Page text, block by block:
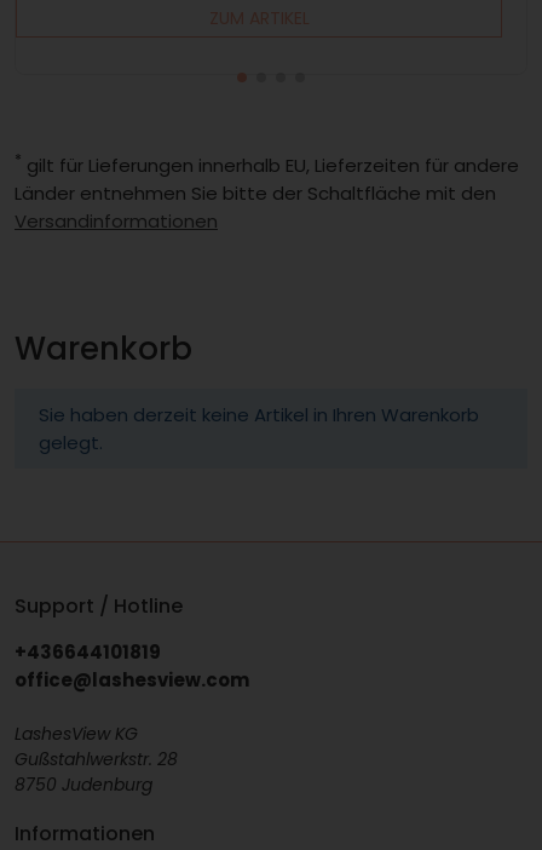
ZUM ARTIKEL
* gilt für Lieferungen innerhalb EU, Lieferzeiten für andere
Länder entnehmen Sie bitte der Schaltfläche mit den
Versandinformationen
Warenkorb
Sie haben derzeit keine Artikel in Ihren Warenkorb
gelegt.
Support / Hotline
+436644101819
office@lashesview.com
LashesView KG
Gußstahlwerkstr. 28
8750 Judenburg
Informationen